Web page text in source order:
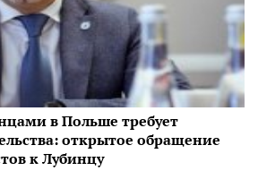
в Польше требует
открытое обращение
к Лубинцу